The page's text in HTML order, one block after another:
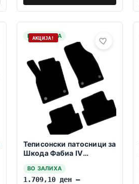
НА ЗАЛИХА
АКЦИЈА!
Теписонски патосници за
Шкода Фабиа IV
ВО ЗАЛИХА
1.709,10 ден –